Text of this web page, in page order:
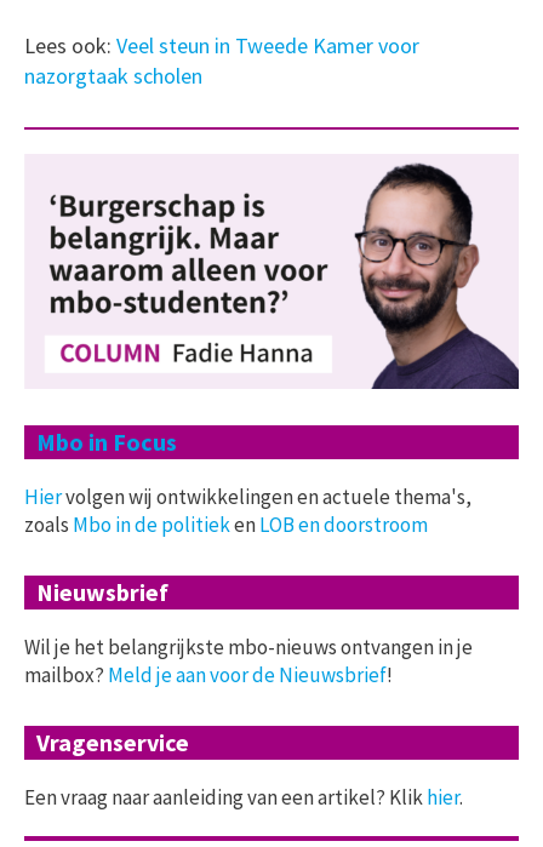
Lees ook: Veel steun in Tweede Kamer voor
nazorgtaak scholen
Mbo in Focus
Hiervolgen wij ontwikkelingen en actuele thema's,
zoals Mbo in de politiekenLOB en doorstroom
Nieuwsbrief
Wil je het belangrijkste mbo-nieuws ontvangen in je
mailbox? Meld je aan voor de Nieuwsbrief!
Vragenservice
Een vraag naar aanleiding van een artikel? Klikhier.